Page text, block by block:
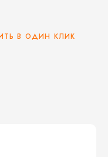
В ОДИН КЛИК